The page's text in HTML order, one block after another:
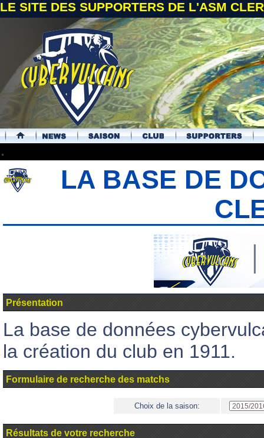
LE SITE DES SUPPORTERS DE L'ASM
.
LA BASE DE
Présentation
La base de données
la création du club en 1911.
Formulaire de recherche des matchs
Choix de la saison:
Résultats de votre recherche